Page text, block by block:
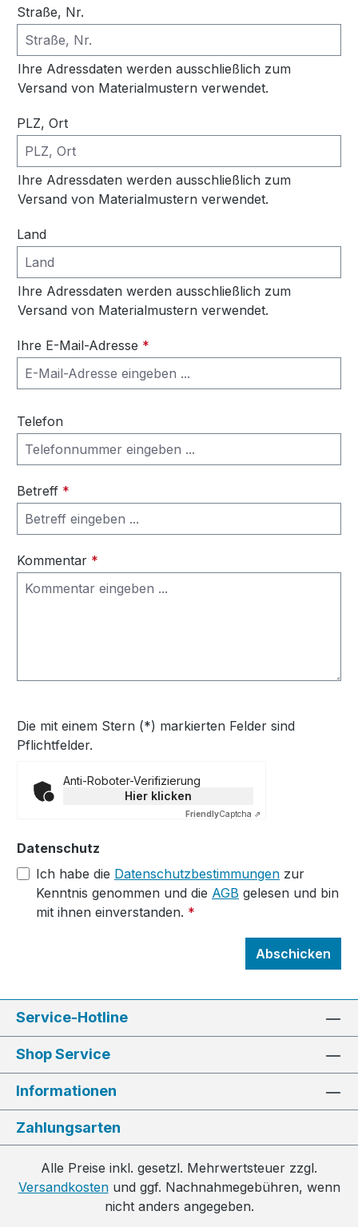
Straße, Nr.
Ihre Adressdaten werden ausschließlich zum
Versand von Materialmustern verwendet.
PLZ, Ort
Ihre Adressdaten werden ausschließlich zum
Versand von Materialmustern verwendet.
Land
Ihre Adressdaten werden ausschließlich zum
Versand von Materialmustern verwendet.
Ihre E-Mail-Adresse *
Telefon
Betreff *
Kommentar *
Die mit einem Stern (*) markierten Felder sind
Pflichtfelder.
Anti-Roboter-Verifizierung
Hier klicken
FriendlyCaptcha ⇗
Datenschutz
Ich habe die Datenschutzbestimmungen zur
Kenntnis genommen und die AGB gelesen und bin
mit ihnen einverstanden. *
Abschicken
Service-Hotline
Shop Service
Informationen
Zahlungsarten
Alle Preise inkl. gesetzl. Mehrwertsteuer zzgl.
Versandkostenund ggf. Nachnahmegebühren, wenn
nicht anders angegeben.